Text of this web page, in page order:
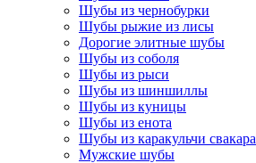
Шубы из чернобурки
Шубы рыжие из лисы
Дорогие элитные шубы
Шубы из соболя
Шубы из рыси
Шубы из шиншиллы
Шубы из куницы
Шубы из енота
Шубы из каракульчи свакара
Мужские шубы